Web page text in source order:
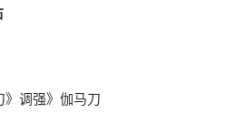
》调强》伽马刀